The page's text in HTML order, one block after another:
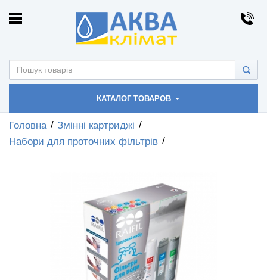
КАТАЛОГ ТОВАРОВ
Головна
Змінні картриджі
Набори для проточних фільтрів